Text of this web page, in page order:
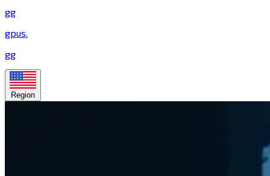
gg
gpus.
gg
Region